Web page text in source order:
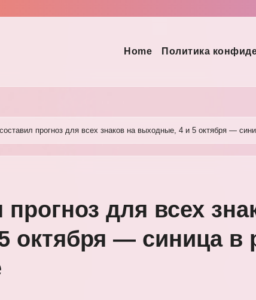
Home Политика
прогноз для всех знаков на выходные, 4 и 5 октября —
прогноз для всех
октября — синица в